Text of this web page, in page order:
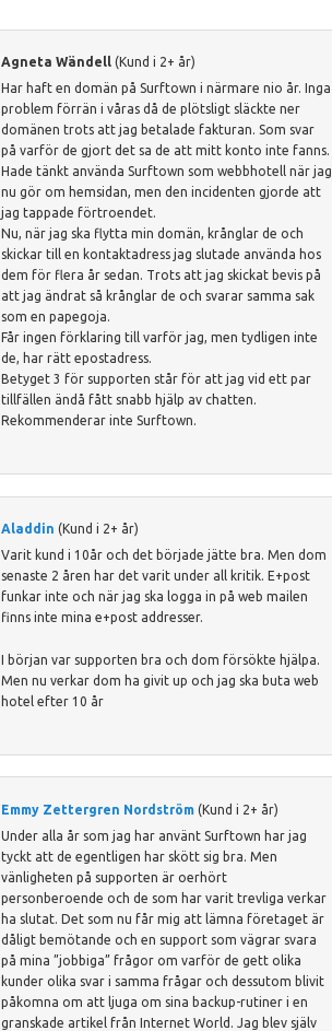
Agneta Wändell (Kund i 2+ år)
Har haft en domän på Surftown i närmare nio år. Inga
problem förrän i våras då de plötsligt släckte ner
domänen trots att jag betalade fakturan. Som svar
på varför de gjort det sa de att mitt konto inte fanns.
Hade tänkt använda Surftown som webbhotell när jag
nu gör om hemsidan, men den incidenten gjorde att
jag tappade förtroendet.
Nu, när jag ska flytta min domän, krånglar de och
skickar till en kontaktadress jag slutade använda hos
dem för flera år sedan. Trots att jag skickat bevis på
att jag ändrat så krånglar de och svarar samma sak
som en papegoja.
Får ingen förklaring till varför jag, men tydligen inte
de, har rätt epostadress.
Betyget 3 för supporten står för att jag vid ett par
tillfällen ändå fått snabb hjälp av chatten.
Rekommenderar inte Surftown.
Aladdin (Kund i 2+ år)
Varit kund i 10år och det började jätte bra. Men dom
senaste 2 åren har det varit under all kritik. E+post
funkar inte och när jag ska logga in på web mailen
finns inte mina e+post addresser.
I början var supporten bra och dom försökte hjälpa.
Men nu verkar dom ha givit up och jag ska buta web
hotel efter 10 år
Emmy Zettergren Nordström (Kund i 2+ år)
Under alla år som jag har använt Surftown har jag
tyckt att de egentligen har skött sig bra. Men
vänligheten på supporten är oerhört
personberoende och de som har varit trevliga verkar
ha slutat. Det som nu får mig att lämna företaget är
dåligt bemötande och en support som vägrar svara
på mina ”jobbiga” frågor om varför de gett olika
kunder olika svar i samma frågar och dessutom blivit
påkomna om att ljuga om sina backup-rutiner i en
granskade artikel från Internet World. Jag blev själv